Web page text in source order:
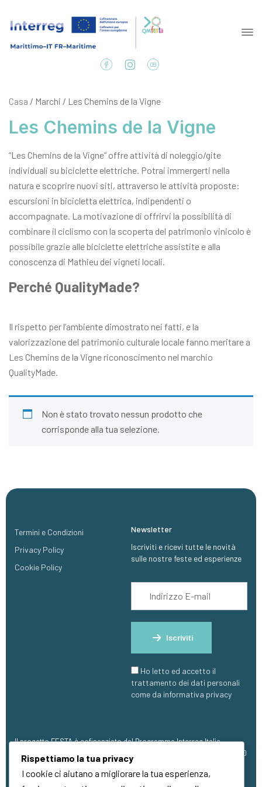
Casa / Marchi / Les Chemins de la Vigne
Les Chemins de la Vigne
“Les Chemins de la Vigne” offre attività di noleggio/gite
individuali su biciclette elettriche. Potrai immergerti nella
natura e scoprire nuovi siti, attraverso le attività proposte:
escursioni in bicicletta elettrica, indipendenti o
accompagnate. La motivazione di offrirvi la possibilità di
combinare il ciclismo con la scoperta del patrimonio vinicolo è
possibile grazie alle biciclette elettriche assistite e alla
conoscenza di Mathieu dei vigneti locali.
Perché QualityMade?
Il rispetto per l’ambiente dimostrato nei fatti, e la
valorizzazione del patrimonio culturale locale fanno meritare a
Les Chemins de la Vigne riconoscimento nel marchio
QualityMade.
Non è stato trovato nessun prodotto che
corrisponde alla tua selezione.
Termini e Condizioni
Privacy Policy
Cookie Policy
Newsletter
Iscriviti e ricevi tutte le novità
sulle nostre feste ed esperienze
Iscriviti
Ho letto ed accetto il
trattamento dei dati personali
come da informativa privacy
Il progetto FESTA è cofinanziato dal Programma Interreg Italia-
Francia Marittimo 2021 – 2027, con finanziamento pari a €1.273.304,00
(FESR).
Rispettiamo la tua privacy
I cookie ci aiutano a migliorare la tua esperienza,